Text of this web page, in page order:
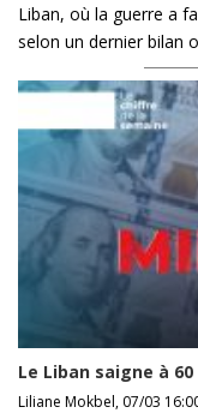
Liban, où la guerre a
selon un dernier bilan
Le Liban saigne à
Liliane Mokbel, 07/03